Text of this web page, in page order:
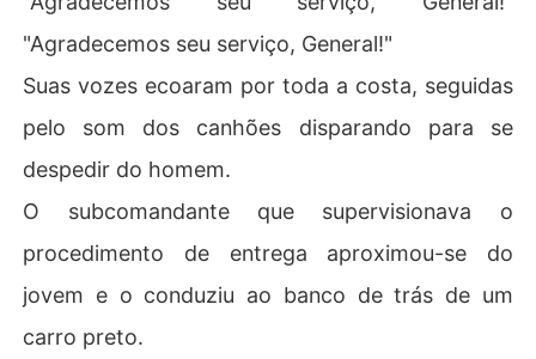
"Agradecemos seu serviço, General!"
Suas vozes ecoaram por toda a costa, seguidas
pelo som dos canhões disparando para se
despedir do homem.
O subcomandante que supervisionava o
procedimento de entrega aproximou-se do
jovem e o conduziu ao banco de trás de um
carro preto.